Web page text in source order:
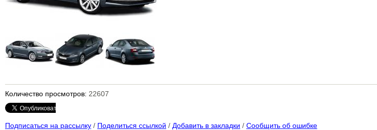
Количество просмотров: 22607
Подписаться на рассылку / Поделиться ссылкой / Добавить в закладки / Сообщить об ошибке